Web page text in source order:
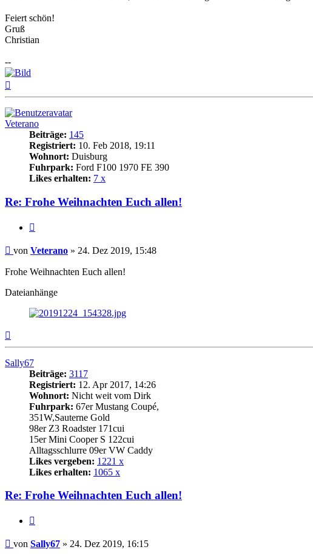
Feiert schön!
Gruß
Christian
--
Veterano
Beiträge: 145
Registriert: 10. Feb 2018, 19:11
Wohnort: Duisburg
Fuhrpark: Ford F100 1970 FE 390
Likes erhalten: 7 x
Re: Frohe Weihnachten Euch allen!
Beitrag
von Veterano » 24. Dez 2019, 15:48
Frohe Weihnachten Euch allen!
Dateianhänge
Sally67
Beiträge: 3117
Registriert: 12. Apr 2017, 14:26
Wohnort: Nicht weit vom Dirk
Fuhrpark: 67er Mustang Coupé,
351W,Sauterne Gold
98er Z3 Roadster 171cui
15er Mini Cooper S 122cui
Alltagsschlurre 09er VW Caddy
Likes vergeben: 1221 x
Likes erhalten: 1065 x
Re: Frohe Weihnachten Euch allen!
Beitrag
von Sally67 » 24. Dez 2019, 16:15